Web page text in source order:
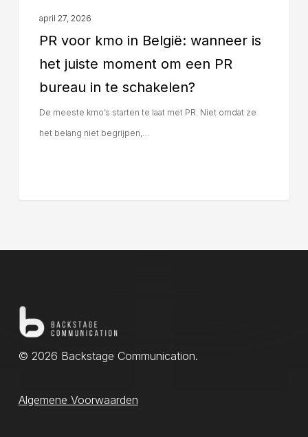
april 27, 2026
PR voor kmo in België: wanneer is
het juiste moment om een PR
bureau in te schakelen?
De meeste kmo’s starten te laat met PR. Niet omdat ze
het belang niet begrijpen,…
© 2026 Backstage Communication.
Algemene Voorwaarden